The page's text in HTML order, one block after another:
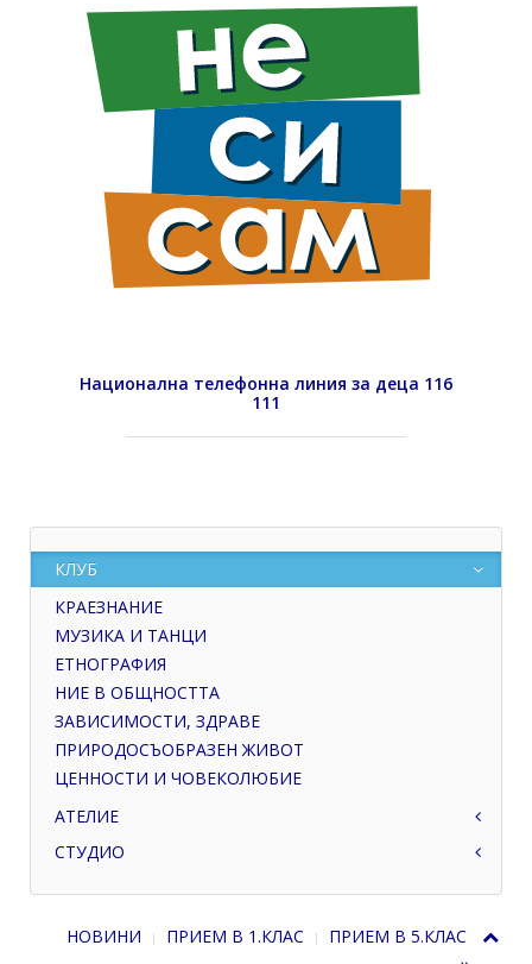
Национална телефонна линия за деца 116
111
КЛУБ
КРАЕЗНАНИЕ
МУЗИКА И ТАНЦИ
ЕТНОГРАФИЯ
НИЕ В ОБЩНОСТТА
ЗАВИСИМОСТИ, ЗДРАВЕ
ПРИРОДОСЪОБРАЗЕН ЖИВОТ
ЦЕННОСТИ И ЧОВЕКОЛЮБИЕ
АТЕЛИЕ
СТУДИО
НОВИНИ ПРИЕМ В 1.КЛАС
ПРИЕМ В 5.КЛАС